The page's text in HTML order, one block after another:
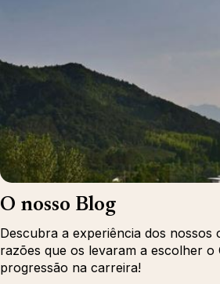
O nosso Blog
Descubra a experiência dos nossos
razões que os levaram a escolher o
progressão na carreira!